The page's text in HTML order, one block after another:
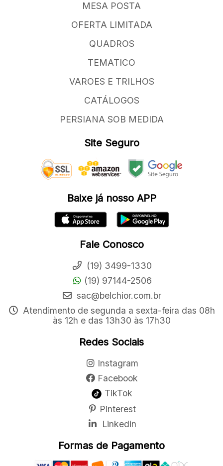
MESA POSTA
OFERTA LIMITADA
QUADROS
TEMATICO
VAROES E TRILHOS
CATÁLOGOS
PERSIANA SOB MEDIDA
Site Seguro
Baixe já nosso APP
Fale Conosco
(19) 3499-1330
(19) 97144-2506
sac@belchior.com.br
Atendimento de segunda a sexta-feira das 08h
às 12h e das 13h30 às 17h30
Redes Sociais
Instagram
Facebook
TikTok
Pinterest
Linkedin
Formas de Pagamento